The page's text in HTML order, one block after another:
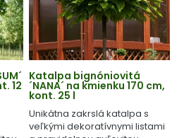
12
Katalpa bignóniovitá
´NANA´ na kmienku 170 cm,
kont. 25 l
Unikátna zakrslá katalpa s
veľkými dekoratívnymi listami